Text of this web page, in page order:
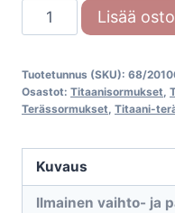
Titaani-
terässormus
047-
00
Lisää
Tuotetunnus (SKU): 68/
Osastot: Titaanisormukset,
Terässormukset, Titaani-
Kuvaus
Ilmainen vaihto- ja